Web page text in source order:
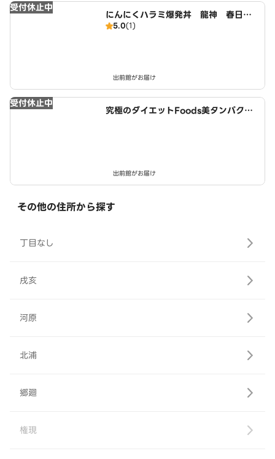
受付休止中
にんにくハラミ爆発丼 龍神 春日井
店5.0(1)
出前館がお届け
受付休止中
究極のダイエットFoods美タンパクラ
出前館がお届け
その他の住所から探す
丁目なし
戌亥
河原
北浦
郷廻
権現